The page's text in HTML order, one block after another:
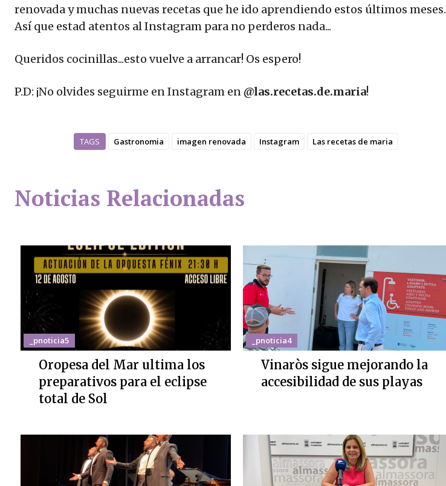
renovada y muchas nuevas recetas que he ido aprendiendo estos últimos meses.
Así que estad atentos al Instagram para no perderos nada...
Queridos cocinillas...esto vuelve a arrancar! Os espero!
P.D: ¡No olvides seguirme en Instagram en @las.recetas.de.maria!
TAGS Gastronomia imagen renovada Instagram Las recetas de maria
Noticias Relacionadas
_pnoticia5
Oropesa del Mar ultima los
preparativos para el eclipse
total de Sol
_pnoticia4
Vinaròs sigue mejorando la
accesibilidad de sus playas